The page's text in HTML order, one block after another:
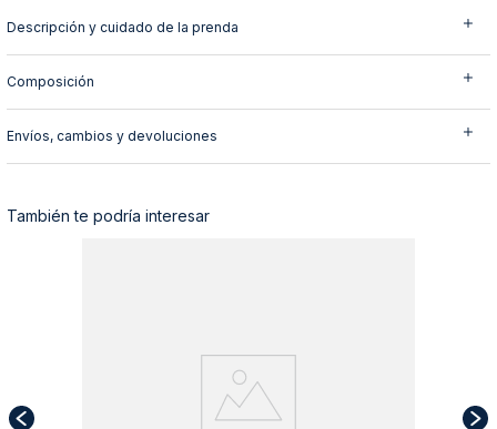
Descripción y cuidado de la prenda
Composición
Envíos, cambios y devoluciones
También te podría interesar